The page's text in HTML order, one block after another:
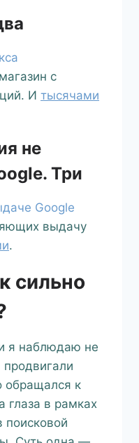
с
И тысячами
не
Три
выдачу
.
сильно
я наблюдаю не
обращался к
глаза в рамках
поисковой